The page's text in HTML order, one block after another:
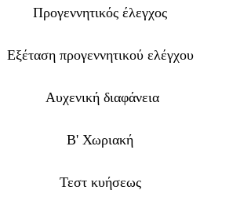
Προγεννητικός έλεγχος
Εξέταση προγεννητικού ελέγχου
Αυχενική διαφάνεια
Β' Χωριακή
Τεστ κυήσεως